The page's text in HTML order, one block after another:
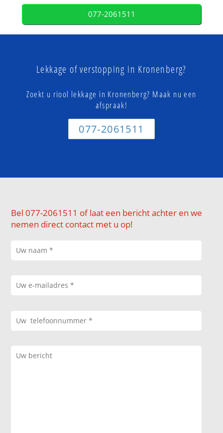
077-2061511
Lekkage of verstopping in Kronenberg?
Zoekt u riool lekkage in Kronenberg? Maak nu een
afspraak!
077-2061511
Bel 077-2061511 of laat een bericht achter en we
nemen direct contact met u op!